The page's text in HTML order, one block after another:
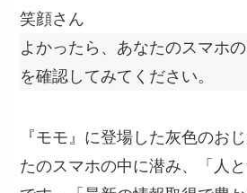
笑顔さん
よかったら、あなたのスマホ
を確認してみてください。
『モモ』に登場した灰色のお
たのスマホの中に潜み、「人